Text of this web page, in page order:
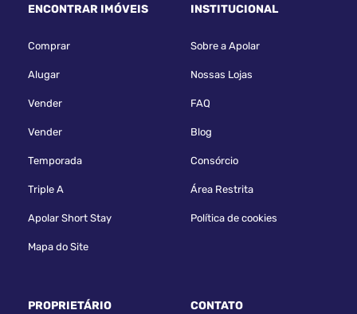
ENCONTRAR IMÓVEIS
Comprar
Alugar
Vender
Vender
Temporada
Triple A
Apolar Short Stay
Mapa do Site
INSTITUCIONAL
Sobre a Apolar
Nossas Lojas
FAQ
Blog
Consórcio
Área Restrita
Política de cookies
PROPRIETÁRIO CONTATO